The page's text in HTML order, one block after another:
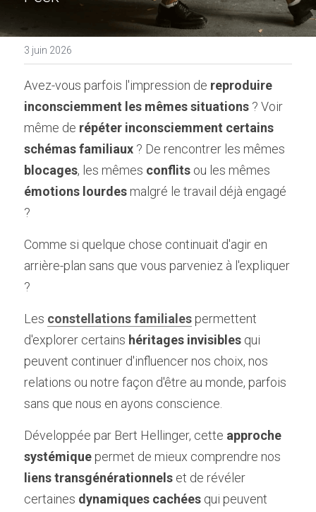
3 juin 2026
Avez-vous parfois l'impression de reproduire
inconsciemment les mêmes situations ? Voir
même de répéter inconsciemment certains
schémas familiaux
blocages, les mêmes conflits
émotions lourdes malgré le travail déjà engagé
?
Comme si quelque chose continuait d'agir en
arrière-plan sans que vous parveniez à l'expliquer
?
Les constellations familiales permettent
d'explorer certains héritages invisibles qui
peuvent continuer d'influencer nos choix, nos
relations ou notre façon d'être au monde, parfois
sans que nous en ayons conscience.
Développée par Bert Hellinger, cette approche
systémique
liens transgénérationnels et de révéler
certaines dynamiques cachées qui peuvent